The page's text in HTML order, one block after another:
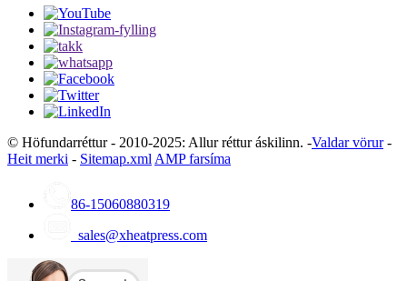
© Höfundarréttur - 2010-2025: Allur réttur áskilinn. -Valdar vörur-
Heit merki - Sitemap.xml AMP farsíma
86-15060880319
sales@xheatpress.com